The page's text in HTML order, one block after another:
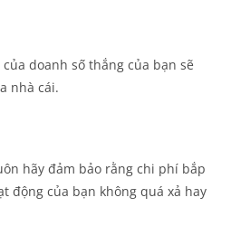
doanh số thắng của bạn sẽ
nhà cái.
hãy đảm bảo rằng chi phí bắp
động của bạn không quá xả hay